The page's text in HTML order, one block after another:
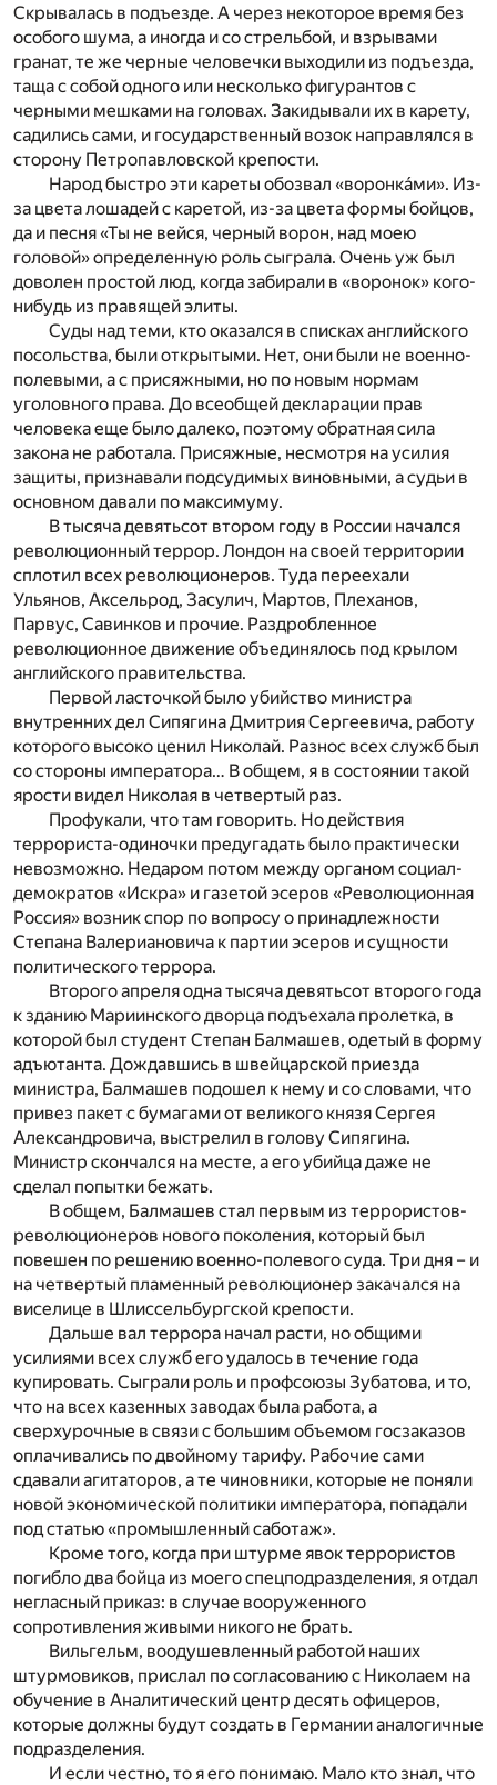
Скрывалась в подъезде. А через некоторое время без
особого шума, а иногда и со стрельбой, и взрывами
гранат, те же черные человечки выходили из подъезда,
таща с собой одного или несколько фигурантов с
черными мешками на головах. Закидывали их в карету,
садились сами, и государственный возок направлялся в
сторону Петропавловской крепости.
Народ быстро эти кареты обозвал «воронка́ми». Из-
за цвета лошадей с каретой, из-за цвета формы бойцов,
да и песня «Ты не вейся, черный ворон, над моею
головой» определенную роль сыграла. Очень уж был
доволен простой люд, когда забирали в «воронок» кого-
нибудь из правящей элиты.
Суды над теми, кто оказался в списках английского
посольства, были открытыми. Нет, они были не военно-
полевыми, а с присяжными, но по новым нормам
уголовного права. До всеобщей декларации прав
человека еще было далеко, поэтому обратная сила
закона не работала. Присяжные, несмотря на усилия
защиты, признавали подсудимых виновными, а судьи в
основном давали по максимуму.
В тысяча девятьсот втором году в России начался
революционный террор. Лондон на своей территории
сплотил всех революционеров. Туда переехали
Ульянов, Аксельрод, Засулич, Мартов, Плеханов,
Парвус, Савинков и прочие. Раздробленное
революционное движение объединялось под крылом
английского правительства.
Первой ласточкой было убийство министра
внутренних дел Сипягина Дмитрия Сергеевича, работу
которого высоко ценил Николай. Разнос всех служб был
со стороны императора… В общем, я в состоянии такой
ярости видел Николая в четвертый раз.
Профукали, что там говорить. Но действия
террориста-одиночки предугадать было практически
невозможно. Недаром потом между органом социал-
демократов «Искра» и газетой эсеров «Революционная
Россия» возник спор по вопросу о принадлежности
Степана Валериановича к партии эсеров и сущности
политического террора.
Второго апреля одна тысяча девятьсот второго года
к зданию Мариинского дворца подъехала пролетка, в
которой был студент Степан Балмашев, одетый в форму
адъютанта. Дождавшись в швейцарской приезда
министра, Балмашев подошел к нему и со словами, что
привез пакет с бумагами от великого князя Сергея
Александровича, выстрелил в голову Сипягина.
Министр скончался на месте, а его убийца даже не
сделал попытки бежать.
В общем, Балмашев стал первым из террористов-
революционеров нового поколения, который был
повешен по решению военно-полевого суда. Три дня – и
на четвертый пламенный революционер закачался на
виселице в Шлиссельбургской крепости.
Дальше вал террора начал расти, но общими
усилиями всех служб его удалось в течение года
купировать. Сыграли роль и профсоюзы Зубатова, и то,
что на всех казенных заводах была работа, а
сверхурочные в связи с большим объемом госзаказов
оплачивались по двойному тарифу. Рабочие сами
сдавали агитаторов, а те чиновники, которые не поняли
новой экономической политики императора, попадали
под статью «промышленный саботаж».
Кроме того, когда при штурме явок террористов
погибло два бойца из моего спецподразделения, я отдал
негласный приказ: в случае вооруженного
сопротивления живыми никого не брать.
Вильгельм, воодушевленный работой наших
штурмовиков, прислал по согласованию с Николаем на
обучение в Аналитический центр десять офицеров,
которые должны будут создать в Германии аналогичные
подразделения.
И если честно, то я его понимаю. Мало кто знал, что